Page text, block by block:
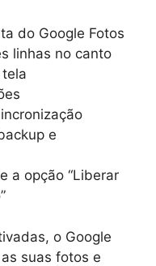
do Google Fotos
linhas no canto
e
a opção “Liberar
o Google
suas fotos e